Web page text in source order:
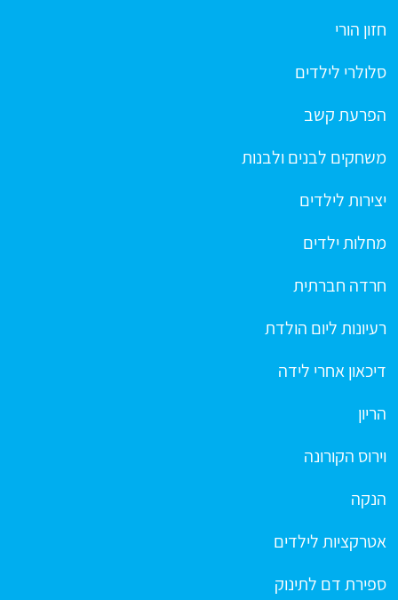
חזון הורי
סלולרי לילדים
הפרעת קשב
משחקים לבנים ולבנות
יצירות לילדים
מחלות ילדים
חרדה חברתית
רעיונות ליום הולדת
דיכאון אחרי לידה
הריון
וירוס הקורונה
הנקה
אטרקציות לילדים
ספירת דם לתינוק